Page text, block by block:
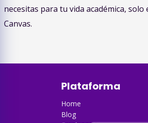
necesitas para tu vida académica, solo
Canvas.
Plataforma
Home
Blog